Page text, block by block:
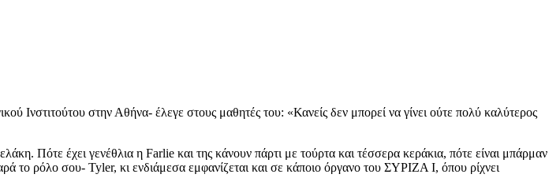
Ινστιτούτου στην Αθήνα- έλεγε στους μαθητές του: «Κανείς δεν μπορεί να γίνει ούτε πολύ καλύτερος
έχει γενέθλια η Farlie και της κάνουν πάρτι με τούρτα και τέσσερα κεράκια, πότε είναι μπάρμαν
το ρόλο σου- Tyler, κι ενδιάμεσα εμφανίζεται και σε κάποιο όργανο του ΣΥΡΙΖΑ Ι, όπου ρίχνει